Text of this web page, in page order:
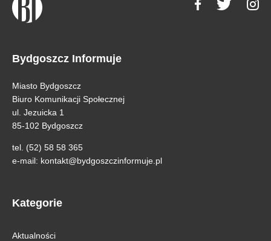
Bydgoszcz Informuje
Miasto Bydgoszcz
Biuro Komunikacji Społecznej
ul. Jezuicka 1
85-102 Bydgoszcz
tel. (52) 58 58 365
e-mail: kontakt@bydgoszczinformuje.pl
Kategorie
Aktualności